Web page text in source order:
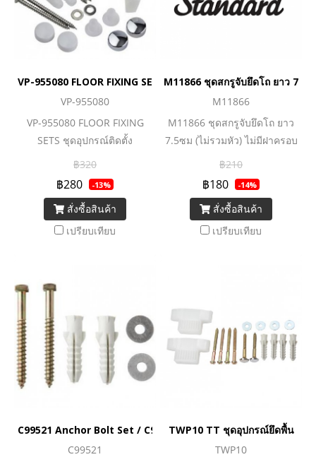
VP-955080 FLOOR FIXING SETS ชุดอุปกรณ์ติดตั้ง
VP-955080
VP-955080 FLOOR FIXING
SETS ชุดอุปกรณ์ติดตั้ง
฿320
฿280 -13%
สั่งซื้อสินค้า
เปรียบเทียบ
M11866 ชุดสกรูจับยึดโถ ยาว 7.5
M11866
M11866 ชุดสกรูจับยึดโถ ยาว
7.5ซม (ไม่รวมหัว) ไม่มีฝาครอบ
น๊อต
฿210
฿180 -14%
สั่งซื้อสินค้า
เปรียบเทียบ
C99521 Anchor Bolt Set / C99521 น๊อตยึดพื้น (Part ใหม่ใช้กับ
C99521
TWP10 TT ชุดอุปกรณ์ยึดพื้น
TWP10